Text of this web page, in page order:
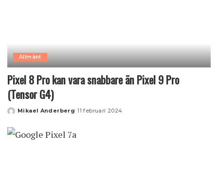
Allmänt
Pixel 8 Pro kan vara snabbare än Pixel 9 Pro
(Tensor G4)
Posted
Mikael Anderberg 11 februari 2024